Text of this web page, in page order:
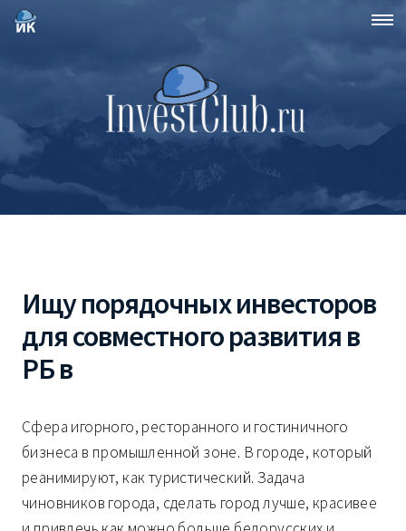
Ищу порядочных инвесторов
для совместного развития в
РБ в
Сфера игорного, ресторанного и гостиничного
бизнеса в промышленной зоне. В городе, который
реанимируют, как туристический. Задача
чиновников города, сделать город лучше, красивее